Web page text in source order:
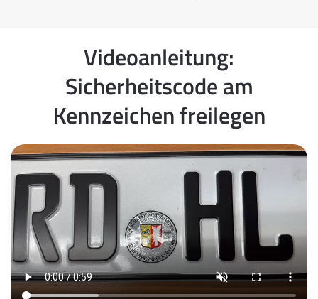
Videoanleitung:
Sicherheitscode am
Kennzeichen freilegen